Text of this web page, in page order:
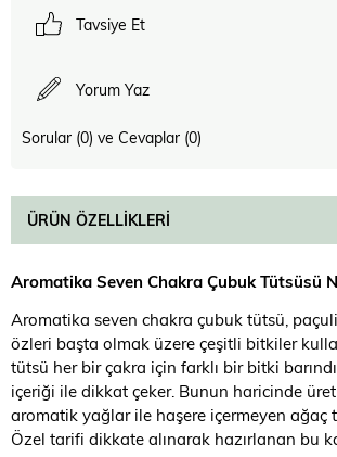
Tavsiye Et
Yorum Yaz
Sorular (0) ve Cevaplar (0)
ÜRÜN ÖZELLIKLERI
Aromatika Seven Chakra Çubuk Tütsüsü
Aromatika seven chakra çubuk tütsü,
özleri başta olmak üzere çeşitli bitkiler
tütsü her bir çakra için farklı bir bitki
içeriği ile dikkat çeker. Bunun haricinde
aromatik yağlar ile haşere içermeyen ağaç
Özel tarifi dikkate alınarak hazırlanan bu